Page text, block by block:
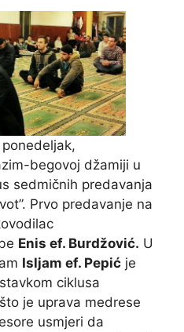
begovoj džamiji u
sedmičnih predavanja
Prvo predavanje na
Enis ef. Burdžović. U
Isljam ef. Pepić je
ciklusa
je uprava medrese
usmjeri da